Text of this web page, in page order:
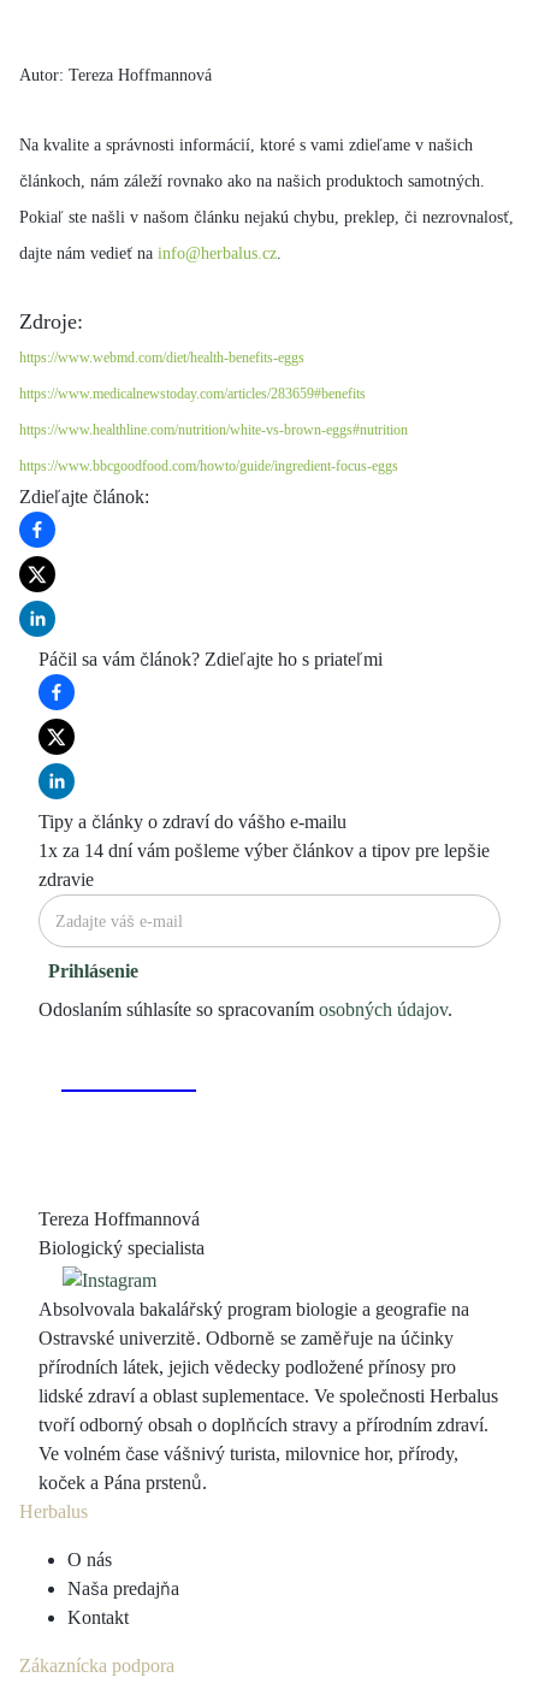
Autor: Tereza Hoffmannová
Na kvalite a správnosti informácií, ktoré s vami zdieľame v našich
článkoch, nám záleží rovnako ako na našich produktoch samotných.
Pokiaľ ste našli v našom článku nejakú chybu, preklep, či nezrovnalosť,
dajte nám vedieť na info@herbalus.cz
Zdroje:
https://www.webmd.com/diet/health-benefits-eggs
https://www.medicalnewstoday.com/articles/283659#benefits
https://www.healthline.com/nutrition/white-vs-brown-eggs#nutrition
https://www.bbcgoodfood.com/howto/guide/ingredient-focus-eggs
Zdieľajte článok:
Páčil sa vám článok? Zdieľajte ho s priateľmi
Tipy a články o zdraví do vášho e-mailu
1x za 14 dní vám pošleme výber článkov a tipov pre lepšie
zdravie
Prihlásenie
Odoslaním súhlasíte so spracovaním osobných údajov.
Tereza Hoffmannová
Biologický specialista
Absolvovala bakalářský program biologie a geografie na
Ostravské univerzitě. Odborně se zaměřuje na účinky
přírodních látek, jejich vědecky podložené přínosy pro
lidské zdraví a oblast suplementace. Ve společnosti Herbalus
tvoří odborný obsah o doplňcích stravy a přírodním zdraví.
Ve volném čase vášnivý turista, milovnice hor, přírody,
koček a Pána prstenů.
Herbalus
O nás
Naša predajňa
Kontakt
Zákaznícka podpora